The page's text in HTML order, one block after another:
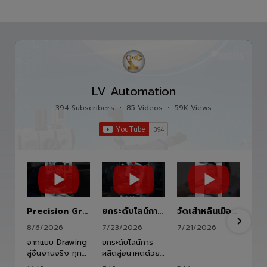
LV Automation
394 Subscribers • 85 Videos • 59K Views
Precision Ground Ball Screw
8/6/2026
จากแบบ Drawing
สู่ชิ้นงานจริง ทุก
ขั้นตอนถูกออกแบบ
ยกระดับไลน์การผลิตสู่อนาคตด้วย HITBOT COBOT S1400 Robot Arm 6 Axis 🦾✨
7/23/2026
ยกระดับไลน์การ
ผลิตสู่อนาคตด้วย
HITBOT COBOT
7/21/2026